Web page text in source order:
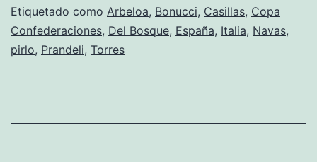
soñada
Etiquetado como Arbeloa, Bonucci, Casillas, Copa
Confederaciones, Del Bosque, España, Italia, Navas,
pirlo, Prandeli, Torres